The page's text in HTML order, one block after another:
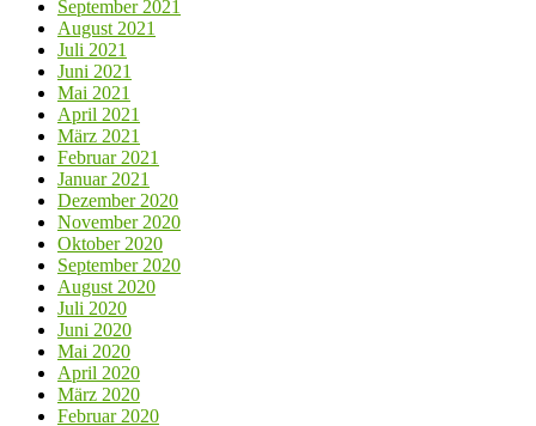
September 2021
August 2021
Juli 2021
Juni 2021
Mai 2021
April 2021
März 2021
Februar 2021
Januar 2021
Dezember 2020
November 2020
Oktober 2020
September 2020
August 2020
Juli 2020
Juni 2020
Mai 2020
April 2020
März 2020
Februar 2020